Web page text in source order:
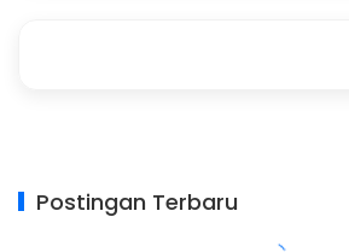
Postingan Terbaru